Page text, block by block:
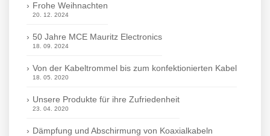
Frohe Weihnachten
20. 12. 2024
50 Jahre MCE Mauritz Electronics
18. 09. 2024
Von der Kabeltrommel bis zum konfektionierten Kabel
18. 05. 2020
Unsere Produkte für ihre Zufriedenheit
23. 04. 2020
Dämpfung und Abschirmung von Koaxialkabeln